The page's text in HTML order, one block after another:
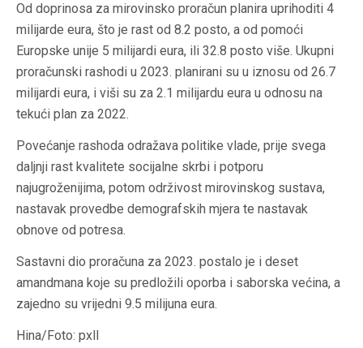
Od doprinosa za mirovinsko proračun planira uprihoditi 4
milijarde eura, što je rast od 8.2 posto, a od pomoći
Europske unije 5 milijardi eura, ili 32.8 posto više. Ukupni
proračunski rashodi u 2023. planirani su u iznosu od 26.7
milijardi eura, i viši su za 2.1 milijardu eura u odnosu na
tekući plan za 2022.
Povećanje rashoda odražava politike vlade, prije svega
daljnji rast kvalitete socijalne skrbi i potporu
najugroženijima, potom održivost mirovinskog sustava,
nastavak provedbe demografskih mjera te nastavak
obnove od potresa.
Sastavni dio proračuna za 2023. postalo je i deset
amandmana koje su predložili oporba i saborska većina, a
zajedno su vrijedni 9.5 milijuna eura.
Hina/Foto: pxll